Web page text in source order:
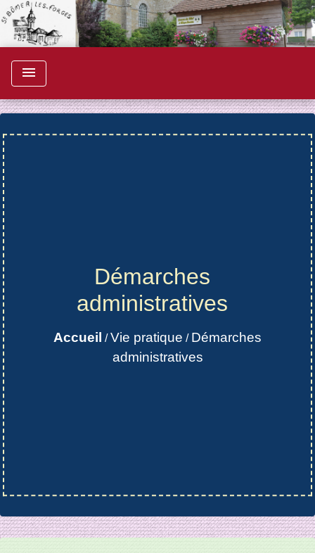
menu
Démarches
administratives
Accueil /Vie pratique / Démarches
administratives